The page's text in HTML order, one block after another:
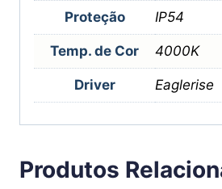
Proteção IP54
Temp. de Cor 4000K
Driver Eaglerise
Produtos